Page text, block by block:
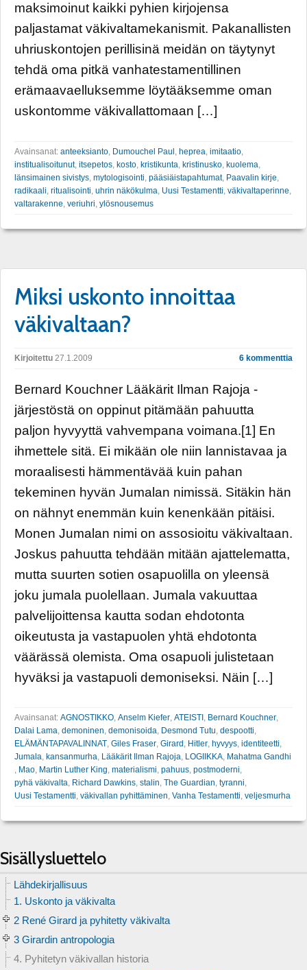
maksimoinut kaikki pyhien kirjojensa
paljastamat väkivaltamekanismit. Pakanallisten
uhriuskontojen perillisinä meidän on täytynyt
tehdä oma pitkä vanhatestamentillinen
erämaavaelluksemme löytääksemme oman
uskontomme väkivallattomaan […]
Avainsanat: anteeksianto Dumouchel Paul heprea imitaatio
institualisoitunut, itsepetos kosto kristikunta kristinusko kuolema
länsimainen sivistys mytologisointi pääsiäistapahtumat, Paavalin kirje
radikaali ritualisointi uhrin näkökulma Uusi Testamentti väkivaltaperinne
valtarakenne veriuhri ylösnousemus
Miksi uskonto innoittaa
väkivaltaan?
Kirjoitettu 27.1.2009 6 kommenttia
Bernard Kouchner Lääkärit Ilman Rajoja -
järjestöstä on oppinut pitämään pahuutta
paljon hyvyyttä vahvempana voimana.[1] En
ihmettele sitä. Ei mikään ole niin lannistavaa ja
moraalisesti hämmentävää kuin pahan
tekeminen hyvän Jumalan nimissä. Sitäkin hän
on nähnyt enemmän kuin kenenkään pitäisi.
Monen Jumalan nimi on assosioitu väkivaltaan.
Joskus pahuutta tehdään mitään ajattelematta,
mutta suurten sotien osapuolilla on yleensä
joku jumala puolellaan. Jumala vakuuttaa
palvelijoittensa kautta sodan ehdotonta
oikeutusta ja vastapuolen yhtä ehdotonta
väärässä olemista. Oma osapuoli julistetaan
hyväksi ja vastapuoli demoniseksi. Näin […]
Avainsanat: AGNOSTIKKO, Anselm Kiefer, ATEISTI , Bernard Kouchner,
Dalai Lama, demoninen, demonisoida, Desmond Tutu, despootti,
ELÄMÄNTAPAVALINNAT, Giles Fraser, Girard , Hitler, hyvyys, identiteetti,
Jumala, kansanmurha, Lääkärit Ilman Rajoja, LOGIIKKA, Mahatma Gandhi
, Mao, Martin Luther King, materialismi, pahuus, postmoderni,
pyhä väkivalta, Richard Dawkins, stalin, The Guardian, tyranni,
Uusi Testamentti, väkivallan pyhittäminen, Vanha Testamentti, veljesmurha
Sisällysluettelo
Lähdekirjallisuus
1. Uskonto ja väkivalta
2 René Girard ja pyhitetty väkivalta
3 Girardin antropologia
4. Pyhitetyn väkivallan historia